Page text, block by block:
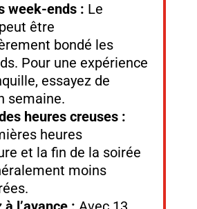
week-ends : Le
être
bondé les
Pour une expérience
essayez de
semaine.
heures creuses :
heures
et la fin de la soirée
moins